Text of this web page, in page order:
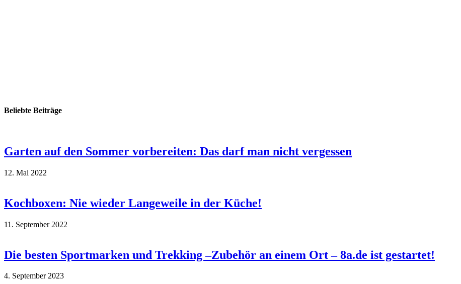
Beliebte Beiträge
Garten auf den Sommer vorbereiten: Das darf man nicht vergessen
12. Mai 2022
Kochboxen: Nie wieder Langeweile in der Küche!
11. September 2022
Die besten Sportmarken und Trekking –Zubehör an einem Ort – 8a.de ist gestartet!
4. September 2023